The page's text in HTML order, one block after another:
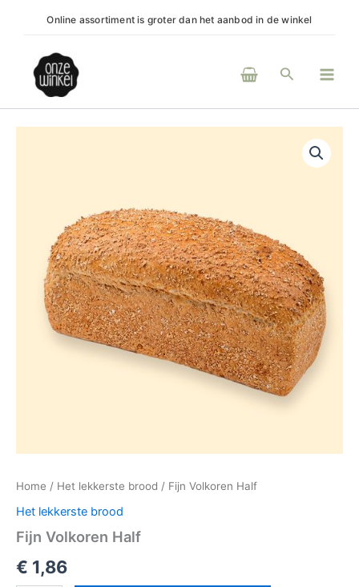
inhoud
Online assortiment is groter dan het aanbod in de winkel
Zoeken
Home / Het lekkerste brood / Fijn Volkoren Half
Het lekkerste brood
Fijn Volkoren Half
€ 1,86